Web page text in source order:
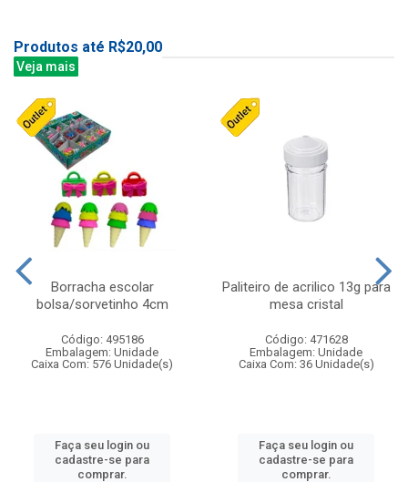
Produtos até R$20,00
Veja mais
Borracha escolar
bolsa/sorvetinho 4cm
Código: 495186
Embalagem: Unidade
Caixa Com: 576 Unidade(s)
Faça seu login ou
cadastre-se para
comprar.
Paliteiro de acrilico 13g para
mesa cristal
Código: 471628
Embalagem: Unidade
Caixa Com: 36 Unidade(s)
Faça seu login ou
cadastre-se para
comprar.